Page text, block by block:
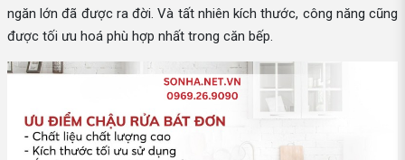
ngăn lớn đã được ra đời. Và tất nhiên kích thước, công năng cũng
được tối ưu hoá phù hợp nhất trong căn bếp.